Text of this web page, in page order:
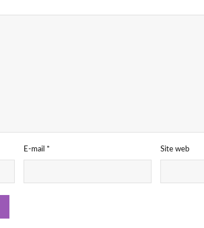
E-mail * Site web